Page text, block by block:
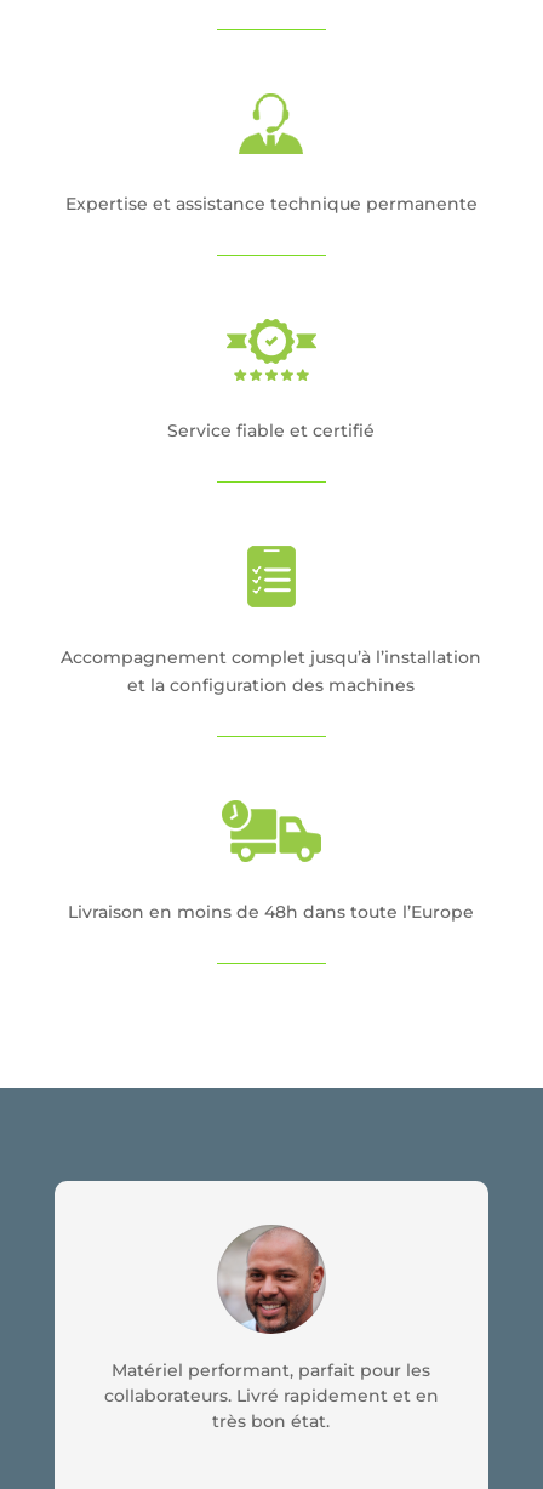
Expertise et assistance technique permanente
Service fiable et certifié
Accompagnement complet jusqu’à l’installation
et la configuration des machines
Livraison en moins de 48h dans toute l’Europe
Matériel performant, parfait pour les
collaborateurs. Livré rapidement et en
très bon état.